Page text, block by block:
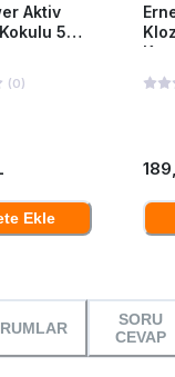
Aktiv
50
(0)
Ekle
SORU
CEVAP